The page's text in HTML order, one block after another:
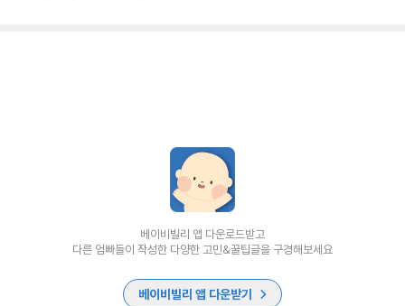
베이비빌리 앱 다운로드받고
다른 엄빠들이 작성한 다양한 고민&꿀팁글을 구경해보세요
베이비빌리 앱 다운받기